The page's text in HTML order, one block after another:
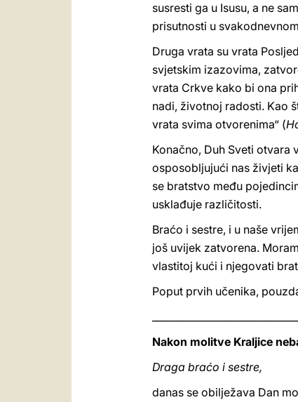
susresti ga u Isusu, a ne
prisutnosti u
Druga vrata su vrata
svjetskim izazovima,
vrata Crkve kako bi ona
nadi, životnoj radosti. Kao
vrata svima otvorenima“ (
Konačno, Duh Sveti otvara
osposobljujući nas živjeti
se bratstvo među
usklađuje različitosti.
Braćo i sestre, i u naše
još uvijek zatvorena.
vlastitoj kući i njegovati
Poput prvih učenika,
Nakon molitve Kraljice
Draga braćo i sestre,
danas se obilježava Dan